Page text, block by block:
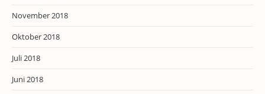
November 2018
Oktober 2018
Juli 2018
Juni 2018